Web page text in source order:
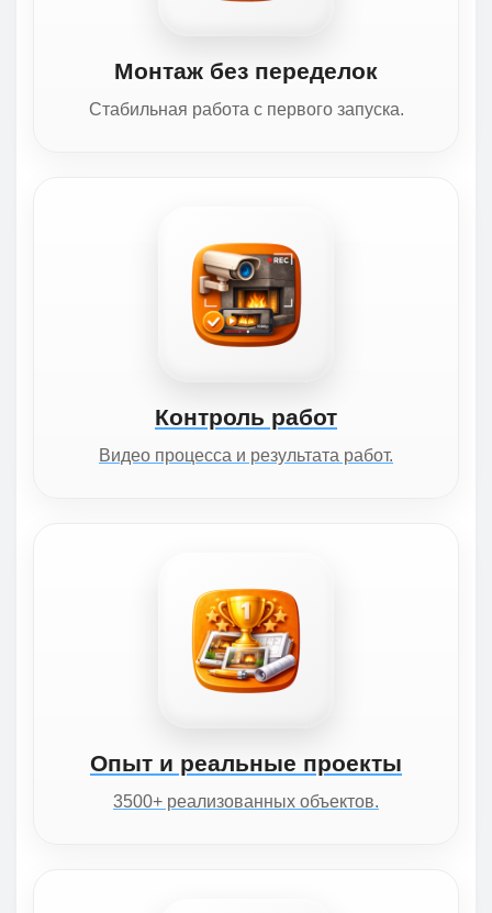
Монтаж без переделок
Стабильная работа с первого запуска.
Контроль работ
Видео процесса и результата работ.
Опыт и реальные проекты
3500+ реализованных объектов.